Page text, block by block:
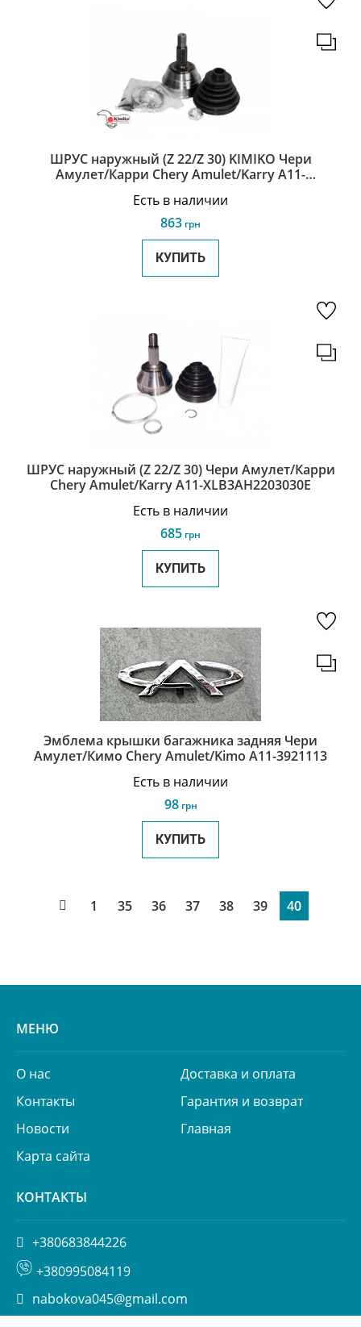
ШРУС наружный (Z 22/Z 30) KIMIKO Чери
Амулет/Карри Chery Amulet/Karry A11-
Есть в наличии
863 грн
КУПИТЬ
ШРУС наружный (Z 22/Z 30) Чери Амулет/Карри
Chery Amulet/Karry A11-XLB3AH2203030E
Есть в наличии
685 грн
КУПИТЬ
Эмблема крышки багажника задняя Чери
Амулет/Кимо Chery Amulet/Kimo A11-3921113
Есть в наличии
98грн
КУПИТЬ
1 35 36 37 38 39 40
МЕНЮ
О нас
Доставка и оплата
Контакты
Гарантия и возврат
Новости
Главная
Карта сайта
КОНТАКТЫ
+380683844226
+380995084119
nabokova045@gmail.com